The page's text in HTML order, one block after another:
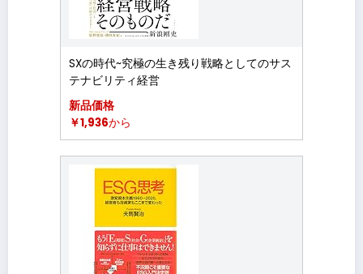
SXの時代~究極の生き残り戦略としてのサス
テナビリティ経営
新品価格
￥1,936から